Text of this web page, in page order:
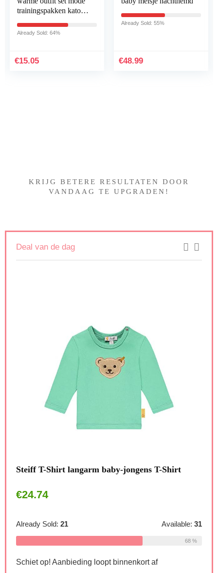
trainingspakken katoen
24 maanden
Already Sold: 64%
€15.05
Already Sold: 55%
€48.99
KRIJG BETERE RESULTATEN DOOR
VANDAAG TE UPGRADEN!
Deal van de dag
Steiff T-Shirt langarm baby-jongens T-Shirt
€24.74
Already Sold: 21 Available: 31
68 %
Schiet op! Aanbieding loopt binnenkort af